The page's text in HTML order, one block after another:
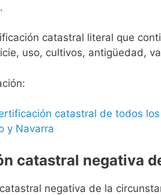
catastral literal que
uso, cultivos, antigüedad,
catastral de todos
y Navarra
catastral negativa
negativa de la